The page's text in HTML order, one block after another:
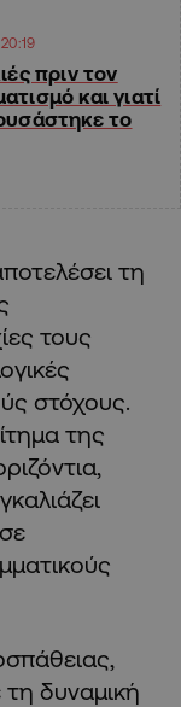
πριν τον
και γιατί
το
τη
τους
στόχους.
της
τη δυναμική